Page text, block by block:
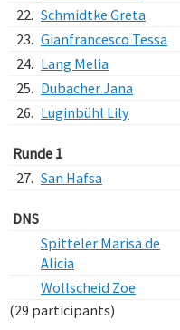
22. Schmidtke Greta
23. Gianfrancesco Tessa
24. Lang Melia
25. Dubacher Jana
26. Luginbühl Lily
Runde 1
27. San Hafsa
DNS
Spitteler Marisa de
Alicia
Wollscheid Zoe
(29 participants)